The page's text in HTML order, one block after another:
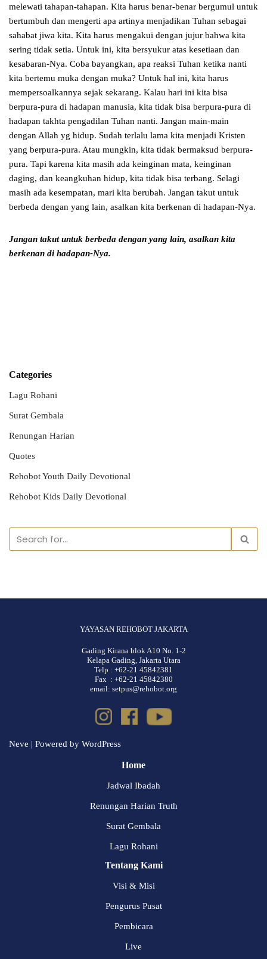
melewati tahapan-tahapan. Kita harus benar-benar bergumul untuk
bertumbuh dan mengerti apa artinya menjadikan Tuhan sebagai
sahabat jiwa kita. Kita harus mengakui dengan jujur bahwa kita
sering tidak setia. Untuk ini, kita bersyukur atas kesetiaan dan
kesabaran-Nya. Coba bayangkan, apa reaksi Tuhan ketika nanti
kita bertemu muka dengan muka? Untuk hal ini, kita harus
mempersoalkannya sejak sekarang. Kalau hari ini kita bisa
berpura-pura di hadapan manusia, kita tidak bisa berpura-pura di
hadapan takhta pengadilan Tuhan nanti. Jangan main-main
dengan Allah yg hidup. Sudah terlalu lama kita menjadi Kristen
yang berpura-pura. Atau mungkin, kita tidak bermaksud berpura-
pura. Tapi karena kita masih ada keinginan mata, keinginan
daging, dan keangkuhan hidup, kita tidak bisa terbang. Selagi
masih ada kesempatan, mari kita berubah. Jangan takut untuk
berbeda dengan yang lain, asalkan kita berkenan di hadapan-Nya.
Jangan takut untuk berbeda dengan yang lain, asalkan kita
berkenan di hadapan-Nya.
Categories
Lagu Rohani
Surat Gembala
Renungan Harian
Quotes
Rehobot Youth Daily Devotional
Rehobot Kids Daily Devotional
YAYASAN REHOBOT JAKARTA
Gading Kirana blok A10 No. 1-2
Kelapa Gading, Jakarta Utara
Telp : +62-21 45842381
Fax : +62-21 45842380
email: setpus@rehobot.org
Neve | Powered by WordPress
Home
Jadwal Ibadah
Renungan Harian Truth
Surat Gembala
Lagu Rohani
Tentang Kami
Visi & Misi
Pengurus Pusat
Pembicara
Live